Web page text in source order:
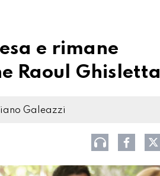
e rimane
Raoul Ghisletta
Galeazzi